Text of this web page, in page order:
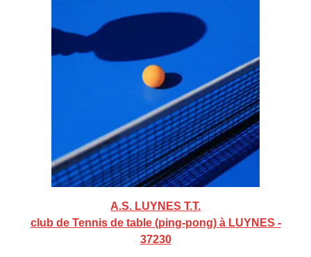
A.S. LUYNES T.T.
club de Tennis de table (ping-pong) à LUYNES -
37230